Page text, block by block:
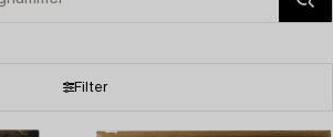
Filter